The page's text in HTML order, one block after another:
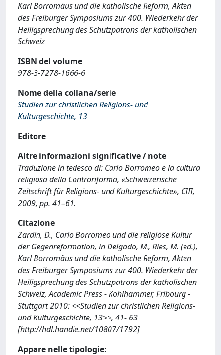
Karl Borromäus und die katholische Reform, Akten
des Freiburger Symposiums zur 400. Wiederkehr der
Heiligsprechung des Schutzpatrons der katholischen
Schweiz
ISBN del volume
978-3-7278-1666-6
Nome della collana/serie
Studien zur christlichen Religions- und
Kulturgeschichte, 13
Editore
Altre informazioni significative / note
Traduzione in tedesco di: Carlo Borromeo e la cultura
religiosa della Controriforma, «Schweizerische
Zeitschrift für Religions- und Kulturgeschichte», CIII,
2009, pp. 41–61.
Citazione
Zardin, D., Carlo Borromeo und die religiöse Kultur
der Gegenreformation, in Delgado, M., Ries, M. (ed.),
Karl Borromäus und die katholische Reform, Akten
des Freiburger Symposiums zur 400. Wiederkehr der
Heiligsprechung des Schutzpatrons der katholischen
Schweiz, Academic Press - Kohlhammer, Fribourg -
Stuttgart 2010: <<Studien zur christlichen Religions-
und Kulturgeschichte, 13>>, 41- 63
[http://hdl.handle.net/10807/1792]
Appare nelle tipologie: